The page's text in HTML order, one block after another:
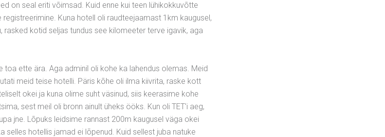
on seal eriti võimsad. Kuid enne kui teen lühikokkuvõtte
Kuna hotell oli raudteejaamast 1km kaugusel,
kotid seljas tundus see kilomeeter terve igavik, aga
ette ära. Aga adminil oli kohe ka lahendus olemas. Meid
meid teise hotelli. Päris kõhe oli ilma kiivrita, raske kott
okei ja kuna olime suht väsinud, siis keerasime kohe
sest meil oli bronn ainult üheks ööks. Kun oli TET'i aeg,
jne. Lõpuks leidsime rannast 200m kaugusel väga okei
hotellis jamad ei lõpenud. Kuid sellest juba natuke